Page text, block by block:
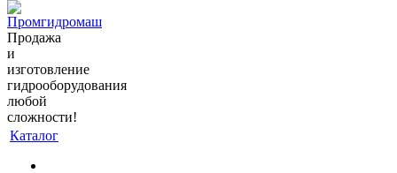
Продажа
и
изготовление
гидрооборудования
любой
сложности!
Каталог